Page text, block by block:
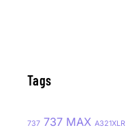
Tags
737 737 MAX A321XLR